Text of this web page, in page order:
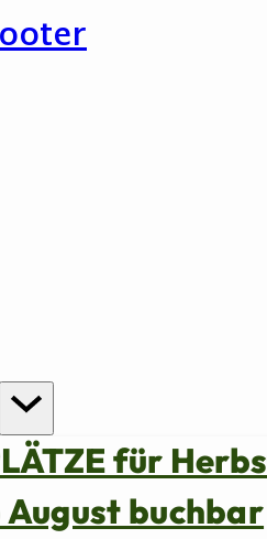
für
August buchbar